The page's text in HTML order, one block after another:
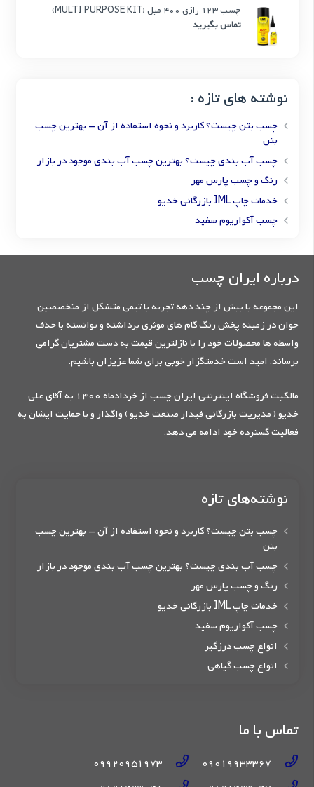
چسب 123 رازی 400 میل (MULTI PURPOSE KIT)
تماس بگیرید
نوشته های تازه :
چسب بتن چیست؟ کاربرد و نحوه استفاده از آن – بهترین چسب
بتن
چسب آب بندی چیست؟ بهترین چسب آب بندی موجود در بازار
رنگ و چسب پارس مهر
خدمات چاپ IML بازرگانی خدیو
چسب آکواریوم سفید
درباره ایران چسب
این مجموعه با بیش از چند دهه تجربه با تیمی متشکل از متخصصین
جوان در زمینه پخش رنگ گام های موثری برداشته و توانسته با حذف
واسطه ها محصولات خود را با نازلترین قیمت به دست مشتریان گرامی
برساند. امید است خدمتگزار خوبی برای شما عزیزان باشیم.
مالکیت فروشگاه اینترنتی ایران چسب از خردادماه 1400 به آقای علی
خدیو ( مدیریت بازرگانی فیدار صنعت خدیو ) واگذار و با حمایت ایشان به
فعالیت گسترده خود ادامه می دهد.
نوشته‌های تازه
چسب بتن چیست؟ کاربرد و نحوه استفاده از آن – بهترین چسب
بتن
چسب آب بندی چیست؟ بهترین چسب آب بندی موجود در بازار
رنگ و چسب پارس مهر
خدمات چاپ IML بازرگانی خدیو
چسب آکواریوم سفید
انواع چسب درزگیر
انواع چسب گیاهی
تماس با ما
09019933367
09920951973